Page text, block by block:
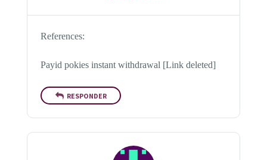
References:
Payid pokies instant withdrawal [Link deleted]
RESPONDER